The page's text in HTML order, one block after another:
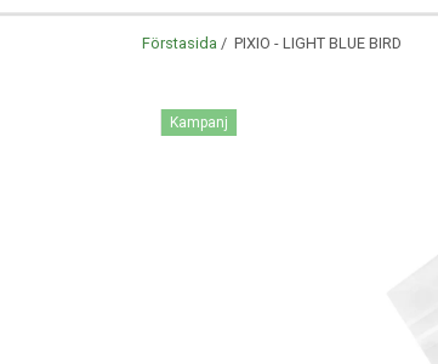
Förstasida / PIXIO - LIGHT BLUE BIRD
Kampanj